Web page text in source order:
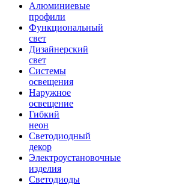
Алюминиевые
профили
Функциональный
свет
Дизайнерский
свет
Системы
освещения
Наружное
освещение
Гибкий
неон
Светодиодный
декор
Электроустановочные
изделия
Светодиоды